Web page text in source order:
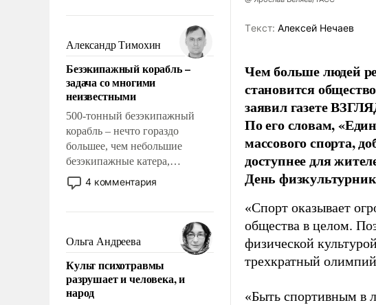
чем она отличается от просто
образованных людей. Иногда
казалось, что эти вопросы
решены раз и навсегда, но –
нет, не решены.
Александр Тимохин
Безэкипажный корабль –
задача со многими
неизвестными
500-тонный безэкипажный
корабль – нечто гораздо
большее, чем небольшие
безэкипажные катера,
применение которых уже
стало обыденностью. Задача по
сложна и амбициозна. Однако
и ее реализация радикально
поднимет наши боевые
возможности.
4 комментария
Ольга Андреева
Культ психотравмы
разрушает и человека, и
народ
Tекст: Алексей Нечаев
Чем больше людей
становится
заявил газете
По его словам,
массового спорта,
доступнее для
День
«Спорт оказывает
общества в целом.
физической
трехкратный
«Быть спортивным в